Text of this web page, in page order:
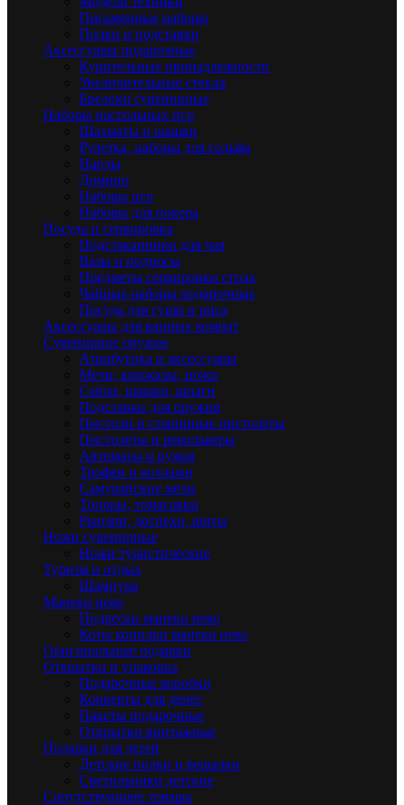
Письменные наборы
Полки и подставки
Аксессуары подарочные
Курительные принадлежности
Увеличительные стекла
Брелоки сувенирные
Наборы настольных игр
Шахматы и шашки
Рулетка, наборы для гольфа
Нарды
Домино
Наборы игр
Наборы для покера
Посуда и сервировка
Подстаканники для чая
Вазы и подносы
Предметы сервировки стола
Чайные наборы подарочные
Посуда для суши и риса
Аксессуары для ванных комнат
Сувенирное оружие
Атрибутика и аксессуары
Мечи, кинжалы, ножи
Сабли, шашки, шпаги
Подставки для оружия
Пистоли и старинные пистолеты
Пистолеты и револьверы
Автоматы и ружья
Трофеи и коллажи
Самурайские мечи
Топоры, томагавки
Рыцари, доспехи, щиты
Ножи сувенирные
Ножи туристические
Туризм и отдых
Шампура
Манеки неко
Подвески манеки неко
Коты копилки манеки неко
Оригинальные подарки
Открытки и упаковка
Подарочные коробки
Конверты для денег
Пакеты подарочные
Открытки винтажные
Подарки для детей
Детские полки и вешалки
Светильники детские
Сопутствующие товары